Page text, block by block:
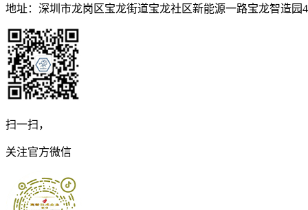
地址：深圳市龙岗区宝龙街道宝龙社区新能源一路宝龙智造园
扫一扫，
关注官方微信